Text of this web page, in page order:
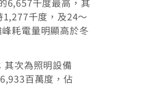
千度，及24～
耗電量明顯高於冬
其次為照明設備
百萬度，佔